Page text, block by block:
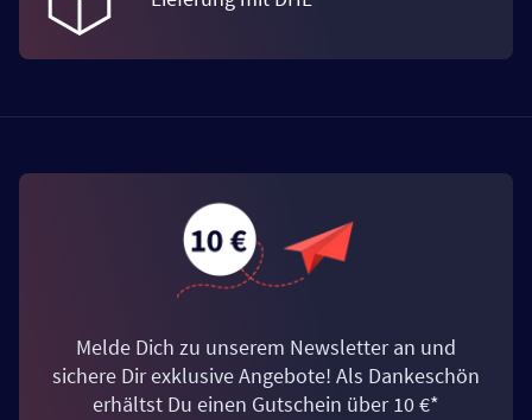
Melde Dich zu unserem Newsletter an und
sichere Dir exklusive Angebote! Als Dankeschön
erhältst Du einen Gutschein über 10 €*